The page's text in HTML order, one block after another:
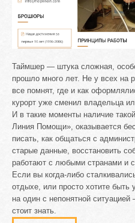
Таймшер — штука сложная,
прошло много лет. Не у всех на
все помнят, где и как
курорт уже сменил владельца
И в такие моменты наличие
Линия Помощи», оказывается
писать, как общаться с
старые данные, восстановить
работают с любыми странами и
Если вы когда-либо
отдыхе, или просто хотите быть
на один с непонятной
стоит знать.